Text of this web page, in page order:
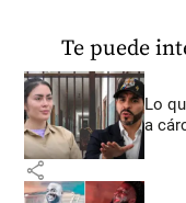
Te puede
Lo
a
share